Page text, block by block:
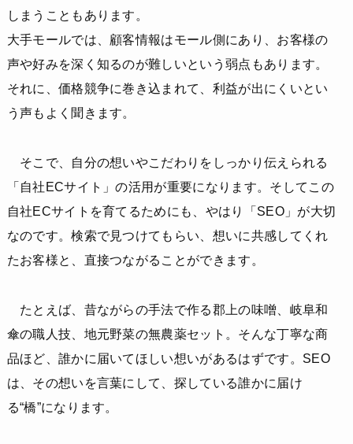
しまうこともあります。
大手モールでは、顧客情報はモール側にあり、お客様の
声や好みを深く知るのが難しいという弱点もあります。
それに、価格競争に巻き込まれて、利益が出にくいとい
う声もよく聞きます。
そこで、自分の想いやこだわりをしっかり伝えられる
「自社ECサイト」の活用が重要になります。そしてこの
自社ECサイトを育てるためにも、やはり「SEO」が大切
なのです。検索で見つけてもらい、想いに共感してくれ
たお客様と、直接つながることができます。
たとえば、昔ながらの手法で作る郡上の味噌、岐阜和
傘の職人技、地元野菜の無農薬セット。そんな丁寧な商
品ほど、誰かに届いてほしい想いがあるはずです。SEO
は、その想いを言葉にして、探している誰かに届け
る“橋”になります。